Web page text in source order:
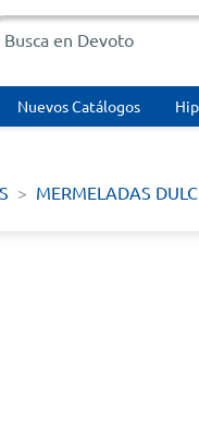
Nuevos Catálogos
MERMELADAS